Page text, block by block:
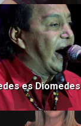
es Diomedes